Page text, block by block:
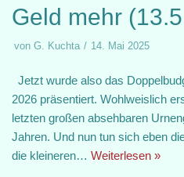
Geld mehr
von G. Kuchta 14. Mai 2025
Jetzt wurde also das
2026 präsentiert. Wohlweislich
letzten großen absehbaren
Jahren. Und nun tun sich eben
die kleineren… Weiterlesen »